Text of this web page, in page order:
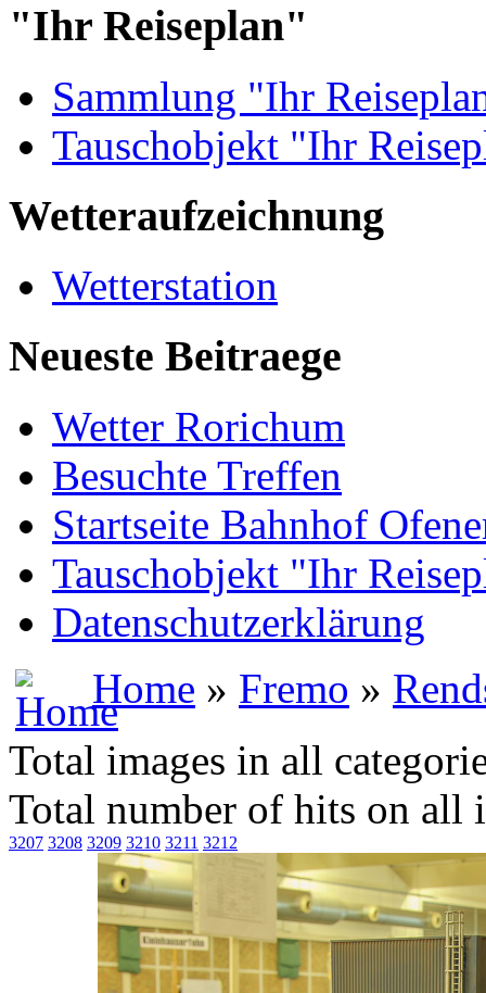
"Ihr Reiseplan"
Sammlung "Ihr
Tauschobjekt "Ihr
Wetteraufzeichnung
Wetterstation
Neueste Beitraege
Wetter Rorichum
Besuchte Treffen
Startseite Bahnhof
Tauschobjekt "Ihr
Datenschutzerklärung
Home » Fremo »
Total images in all
Total number of hits on all
3207 3208 3209 3210 3211 3212